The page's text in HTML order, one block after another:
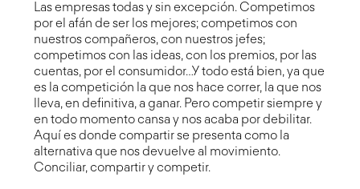
Las empresas todas y sin excepción. Competimos
por el afán de ser los mejores; competimos con
nuestros compañeros, con nuestros jefes;
competimos con las ideas, con los premios, por las
cuentas, por el consumidor…Y todo está bien, ya que
es la competición la que nos hace correr, la que nos
lleva, en definitiva, a ganar. Pero competir siempre y
en todo momento cansa y nos acaba por debilitar.
Aquí es donde compartir se presenta como la
alternativa que nos devuelve al movimiento.
Conciliar, compartir y competir.